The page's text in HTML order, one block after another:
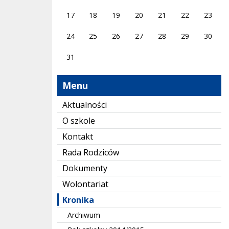
17 18 19 20 21 22 23
24 25 26 27 28 29 30
31
Menu
Aktualności
O szkole
Kontakt
Rada Rodziców
Dokumenty
Wolontariat
Kronika
Archiwum